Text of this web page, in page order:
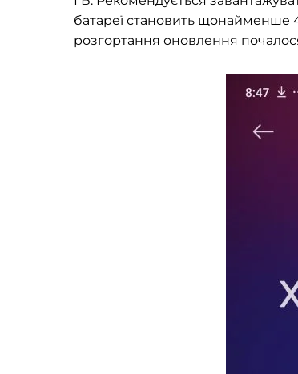
батареї становить щонайменше
розгортання оновлення